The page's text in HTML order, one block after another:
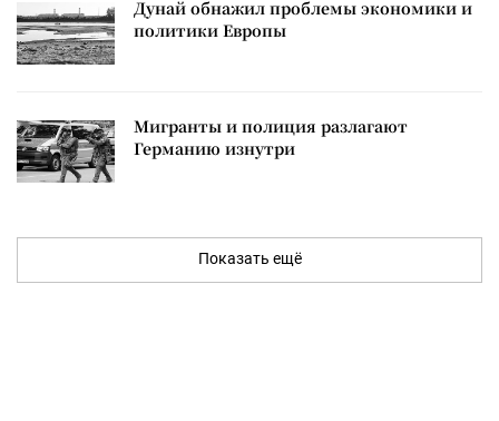
Дунай обнажил проблемы экономики и
политики Европы
Мигранты и полиция разлагают
Германию изнутри
Показать ещё